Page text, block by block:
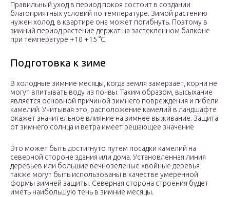
Правильный уход в период покоя состоит в создании
благоприятных условий по температуре. Зимой растению
нужен холод, в квартире она может погибнуть. Поэтому в
зимний период растение держат на застекленном балконе
при температуре +10 +15 °C.
Подготовка к зиме
В холодные зимние месяцы, когда земля замерзает, корни не
могут впитывать воду из почвы. Таким образом, высыхание
является основной причиной зимнего повреждения и гибели
камелий. Учитывая это, расположение камелий в ландшафте
окажет значительное влияние на зимнее выживание. Защита
от зимнего солнца и ветра имеет решающее значение
Это может быть достигнуто путем посадки камелий на
северной стороне здания или дома. Установленная линия
деревьев или большие вечнозеленые хвойные деревья
также могут быть использованы в качестве умеренной
формы зимней защиты. Северная сторона строения будет
иметь наибольшую тень в зимние месяцы.